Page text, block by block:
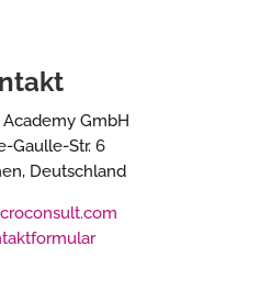
GmbH
Gaulle-Str. 6
Deutschland